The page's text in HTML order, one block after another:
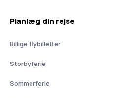
Planlæg din rejse
Billige flybilletter
Storbyferie
Sommerferie